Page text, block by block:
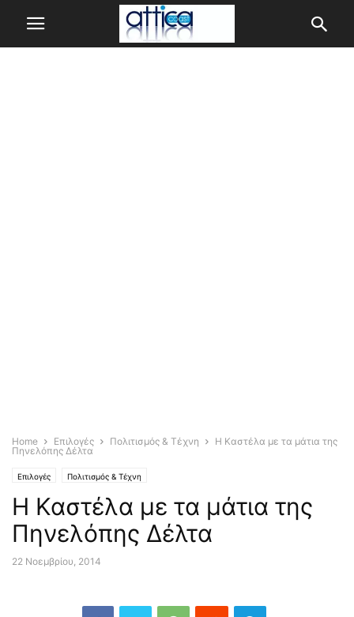
Home Επιλογές Πολιτισμός & Τέχνη
Η Καστέλα με τα μάτια της
Πηνελόπης Δέλτα
Επιλογές Πολιτισμός & Τέχνη
Η Καστέλα με τα μάτια της
Πηνελόπης Δέλτα
22 Νοεμβρίου, 2014